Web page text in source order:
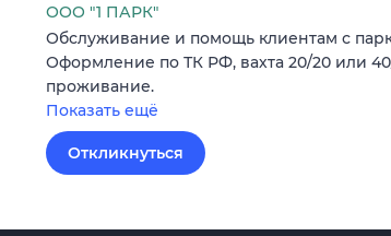
ООО "1 ПАРК"
Обслуживание и помощь клиентам с
Оформление по ТК РФ, вахта 20/20 или
проживание.
Показать ещё
Откликнуться